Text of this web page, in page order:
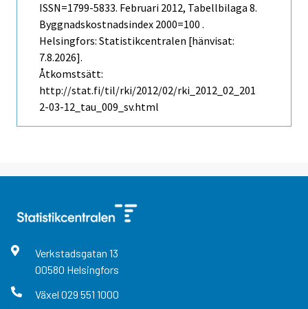
ISSN=1799-5833. Februari 2012, Tabellbilaga 8.
Byggnadskostnadsindex 2000=100 .
Helsingfors: Statistikcentralen [hänvisat:
7.8.2026].
Åtkomstsätt:
http://stat.fi/til/rki/2012/02/rki_2012_02_201
2-03-12_tau_009_sv.html
Verkstadsgatan 13
00580 Helsingfors
Växel 029 551 1000